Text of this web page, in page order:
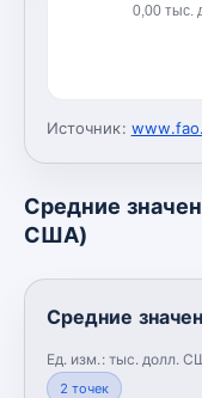
0,00
Источник:
Средние
США)
Средние
Ед. изм.: тыс. долл.
2 точек